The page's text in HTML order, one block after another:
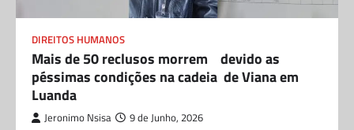
DIREITOS HUMANOS
Mais de 50 reclusos morrem devido as
péssimas condições na cadeia de Viana em
Luanda
Jeronimo Nsisa 9 de Junho, 2026
para plano boss da Unitel à
empresa de amigo
Jeronimo Nsisa 16 de Julho, 2026
De acordo com as investigações e